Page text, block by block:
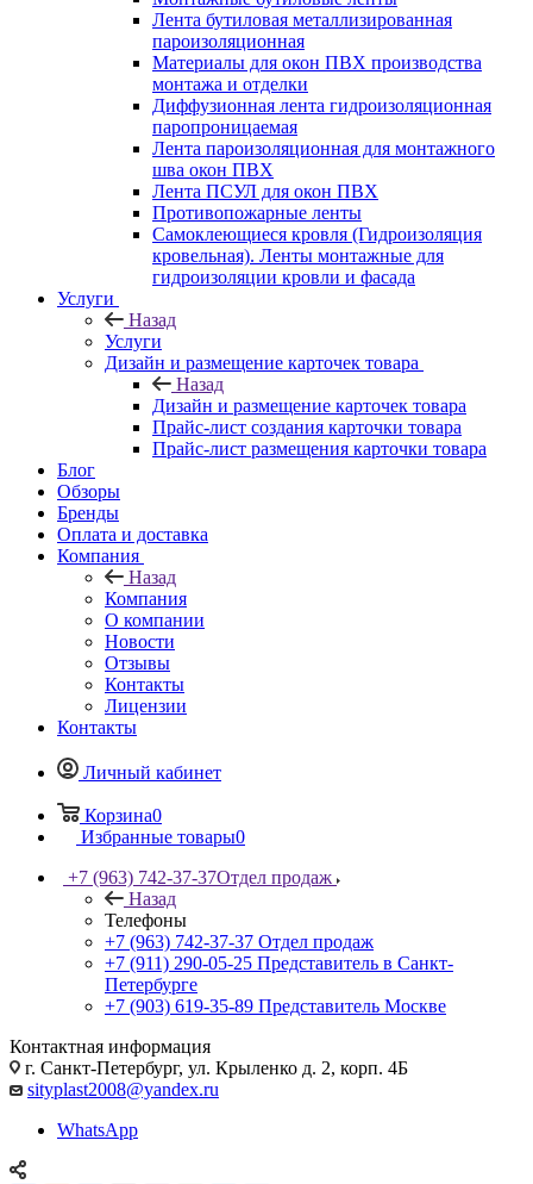
Лента бутиловая металлизированная
пароизоляционная
Материалы для окон ПВХ производства
монтажа и отделки
Диффузионная лента гидроизоляционная
паропроницаемая
Лента пароизоляционная для монтажного
шва окон ПВХ
Лента ПСУЛ для окон ПВХ
Противопожарные ленты
Самоклеющиеся кровля (Гидроизоляция
кровельная). Ленты монтажные для
гидроизоляции кровли и фасада
Услуги
Назад
Услуги
Дизайн и размещение карточек товара
Назад
Дизайн и размещение карточек товара
Прайс-лист создания карточки товара
Прайс-лист размещения карточки товара
Блог
Обзоры
Бренды
Оплата и доставка
Компания
Назад
Компания
О компании
Новости
Отзывы
Контакты
Лицензии
Контакты
Личный кабинет
Корзина0
Избранные товары0
+7 (963) 742-37-37Отдел продаж
Назад
Телефоны
+7 (963) 742-37-37 Отдел продаж
+7 (911) 290-05-25 Представитель в Санкт-
Петербурге
+7 (903) 619-35-89 Представитель Москве
Контактная информация
г. Санкт-Петербург, ул. Крыленко д. 2, корп. 4Б
sityplast2008@yandex.ru
WhatsApp